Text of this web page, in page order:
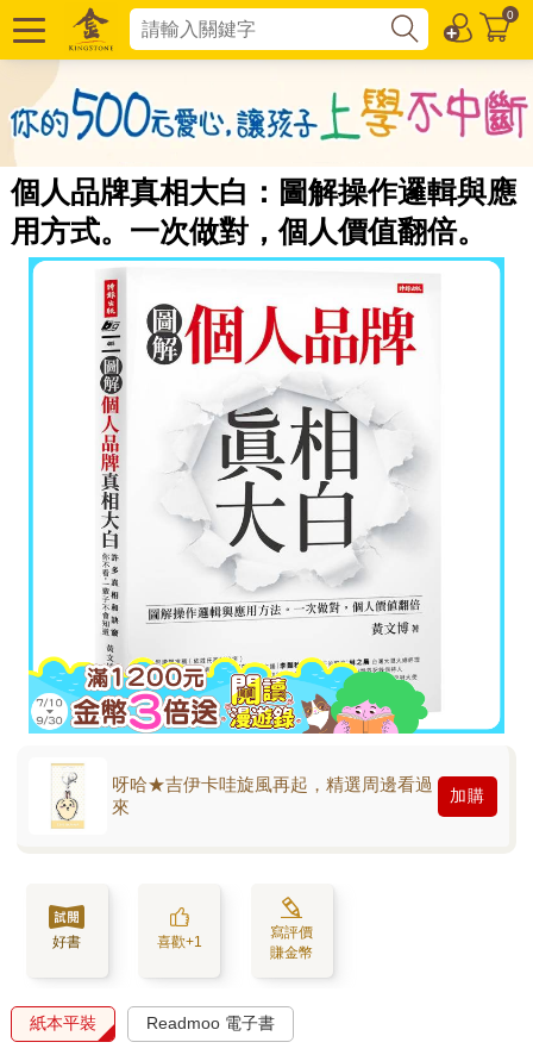
0
個人品牌真相大白：圖解操作邏輯與應
用方式。一次做對，個人價值翻倍。
呀哈★吉伊卡哇旋風再起，精選周邊看過
來
加購
好書 喜歡+1
寫評價
賺金幣
紙本平裝 Readmoo 電子書